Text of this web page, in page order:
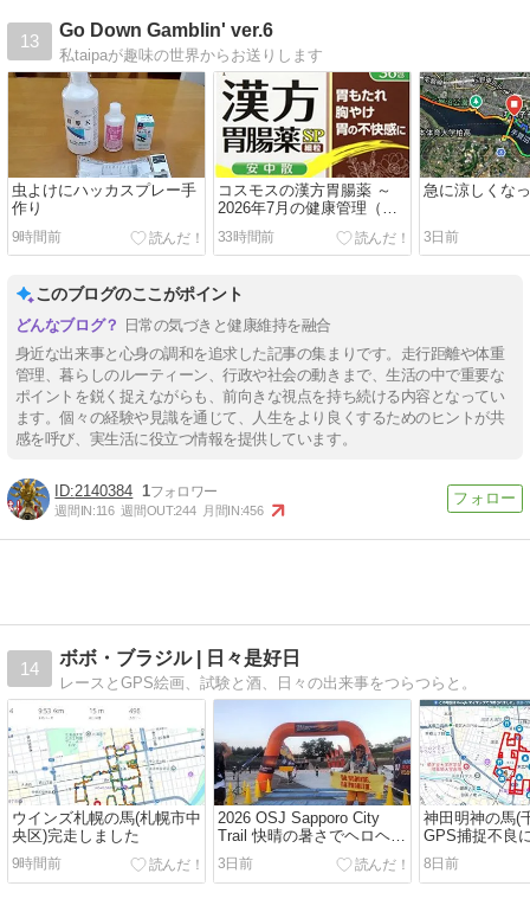
13
Go Down Gamblin' ver.6
私taipaが趣味の世界からお送りします
虫よけにハッカスプレー手
作り
9時間前
コスモスの漢方胃腸薬 ～
2026年7月の健康管理（続
き）
33時間前
急に涼しくな
3日前
このブログのここがポイント
日常の気づきと健康維持を融合
身近な出来事と心身の調和を追求した記事の集まりです。走行距離や体重
管理、暮らしのルーティーン、行政や社会の動きまで、生活の中で重要な
ポイントを鋭く捉えながらも、前向きな視点を持ち続ける内容となってい
ます。個々の経験や見識を通じて、人生をより良くするためのヒントが共
感を呼び、実生活に役立つ情報を提供しています。
2140384 1
週間IN:116 週間OUT:244 月間IN:456
14
ボボ・ブラジル | 日々是好日
レースとGPS絵画、試験と酒、日々の出来事をつらつらと。
ウインズ札幌の馬(札幌市中
央区)完走しました
9時間前
2026 OSJ Sapporo City
Trail 快晴の暑さでヘロヘロ
になるもエイドとスライド
を楽しみ9時間40分強で完
走
3日前
神田明神の馬(
GPS捕捉不良
8日前